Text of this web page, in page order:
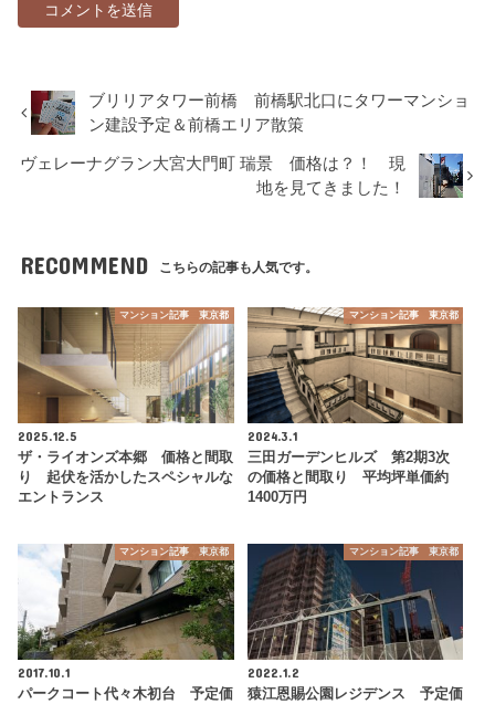
ブリリアタワー前橋 前橋駅北口にタワーマンショ
ン建設予定＆前橋エリア散策
ヴェレーナグラン大宮大門町 瑞景 価格は？！ 現
地を見てきました！
RECOMMEND こちらの記事も人気です。
マンション記事 東京都
2025.12.5
ザ・ライオンズ本郷 価格と間取
り 起伏を活かしたスペシャルな
エントランス
マンション記事 東京都
2024.3.1
三田ガーデンヒルズ 第2期3次
の価格と間取り 平均坪単価約
1400万円
マンション記事 東京都
2017.10.1
パークコート代々木初台 予定価
マンション記事 東京都
2022.1.2
猿江恩賜公園レジデンス 予定価